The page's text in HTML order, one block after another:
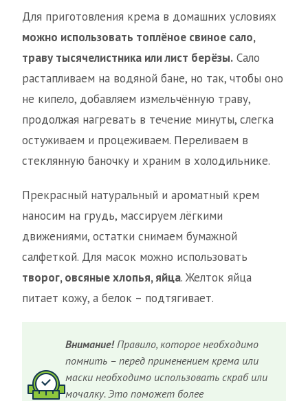
Для приготовления крема в домашних условиях
можно использовать топлёное свиное сало,
траву тысячелистника или лист берёзы. Сало
растапливаем на водяной бане, но так, чтобы оно
не кипело, добавляем измельчённую траву,
продолжая нагревать в течение минуты, слегка
остуживаем и процеживаем. Переливаем в
стеклянную баночку и храним в холодильнике.
Прекрасный натуральный и ароматный крем
наносим на грудь, массируем лёгкими
движениями, остатки снимаем бумажной
салфеткой. Для масок можно использовать
творог, овсяные хлопья, яйца. Желток яйца
питает кожу, а белок – подтягивает.
Внимание!Правило, которое необходимо
помнить – перед применением крема или
маски необходимо использовать скраб или
мочалку. Это поможет более